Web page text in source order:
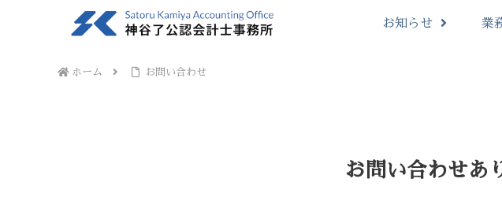
お知らせ 業
ホーム お問い合わせ
お問い合わせあ